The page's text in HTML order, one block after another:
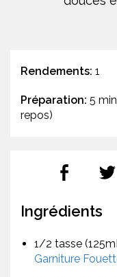
Rendements: 1
Préparation: 5
repos)
Ingrédients
1/2 tasse
Garniture